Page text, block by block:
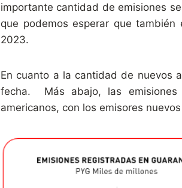
importante cantidad de emisiones
que podemos esperar que
2023.
En cuanto a la cantidad de nuevos
fecha. Más abajo, las emisiones
americanos, con los emisores